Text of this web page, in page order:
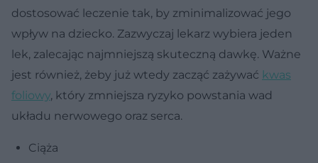
dostosować leczenie tak, by zminimalizować jego
wpływ na dziecko. Zazwyczaj lekarz wybiera jeden
lek, zalecając najmniejszą skuteczną dawkę. Ważne
jest również, żeby już wtedy zacząć zażywać kwas
foliowy, który zmniejsza ryzyko powstania wad
układu nerwowego oraz serca.
Ciąża